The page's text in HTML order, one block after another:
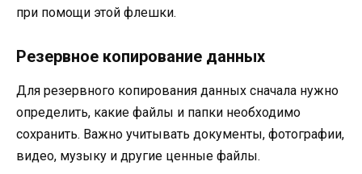
при помощи этой флешки.
Резервное копирование данных
Для резервного копирования данных сначала нужно
определить, какие файлы и папки необходимо
сохранить. Важно учитывать документы, фотографии,
видео, музыку и другие ценные файлы.